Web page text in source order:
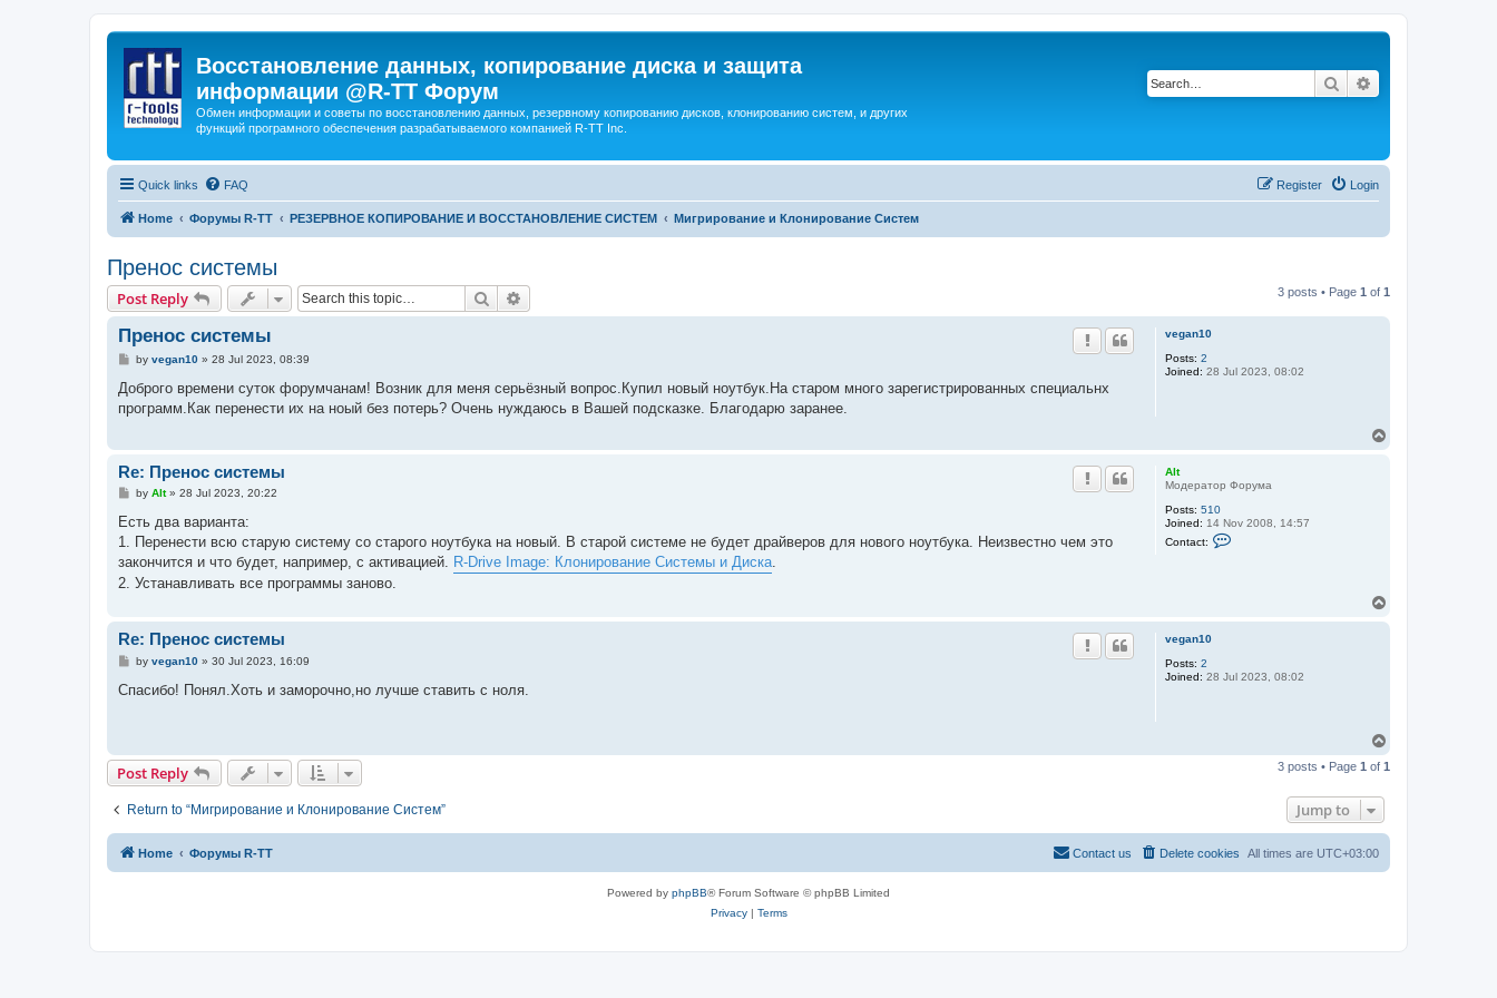
Восстановление данных, копирование диска и защита
информации @R-TT Форум
Обмен информации и советы по восстановлению данных, резервному копированию дисков, клонированию систем, и других
функций програмного обеспечения разрабатываемого компанией R-TT Inc.
Search
Quick links FAQ Login
Register
Home Форумы R-TT РЕЗЕРВНОЕ КОПИРОВАНИЕ И ВОССТАНОВЛЕНИЕ СИСТЕМ Мигрирование и Клонирование Систем
Пренос системы
Post Reply Search 3 posts • Page 1 of 1
vegan10
Posts: 2
Joined: 28 Jul 2023, 08:02
Пренос системы
P
s
by vegan10» 28 Jul 2023, 08:39
Доброго времени суток форумчанам! Возник для меня серьёзный вопрос.Купил новый ноутбук.На старом много зарегистрированных специальнх
программ.Как перенести их на ноый без потерь? Очень нуждаюсь в Вашей подсказке. Благодарю заранее.
Alt
Модератор Форума
Posts: 510
Joined: 14 Nov 2008, 14:57
Contact:
Re: Пренос системы
P
s
by Alt» 28 Jul 2023, 20:22
Есть два варианта:
1. Перенести всю старую систему со старого ноутбука на новый. В старой системе не будет драйверов для нового ноутбука. Неизвестно чем это
закончится и что будет, например, с активацией. R-Drive Image: Клонирование Системы и Диска.
2. Устанавливать все программы заново.
vegan10
Posts: 2
Joined: 28 Jul 2023, 08:02
Re: Пренос системы
P
s
by vegan10» 30 Jul 2023, 16:09
Спасибо! Понял.Хоть и заморочно,но лучше ставить с ноля.
p
Post Reply 3 posts • Page 1 of 1
Return to “Мигрирование и Клонирование Систем” Jump to
Home Форумы R-TT All times are UTC+03:00
Delete cookies
Contact us
Powered by phpBB® Forum Software © phpBB Limited
Privacy| Terms